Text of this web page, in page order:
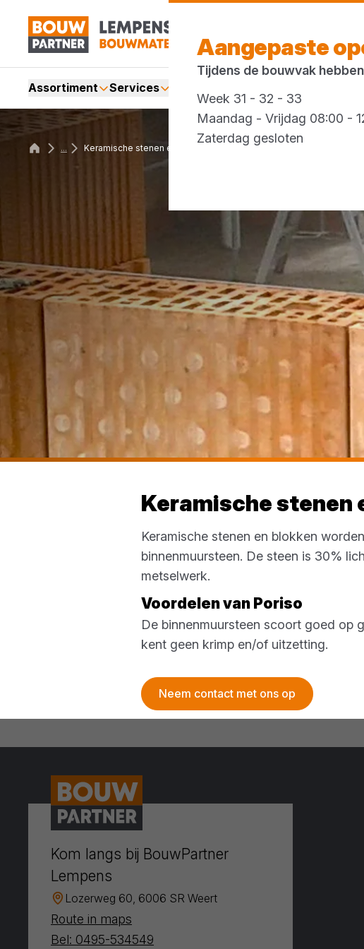
Assortiment Services
... Keramische stenen en blokken
Keramische stenen
Keramische stenen en blokken
binnenmuursteen. De steen is 30%
metselwerk.
Voordelen van Poriso
De binnenmuursteen scoort goed op
kent geen krimp en/of uitzetting.
Neem contact met ons op
Aangepaste
Tijdens de bouwvak
Week 31 - 32 - 33
Maandag - Vrijdag 08:00 -
Zaterdag gesloten
Kom langs bij BouwPartner
Lempens
Lozerweg 60, 6006 SR Weert
Route in maps
Bel: 0495-534549